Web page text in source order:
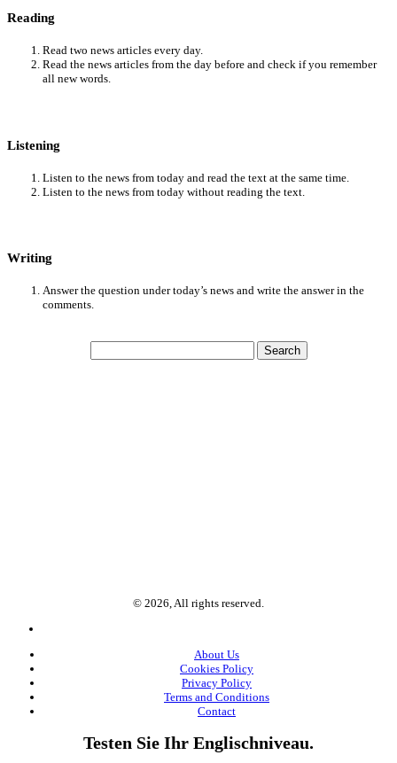
Reading
Read two news articles every day.
Read the news articles from the day before and check if you remember
all new words.
Listening
Listen to the news from today and read the text at the same time.
Listen to the news from today without reading the text.
Writing
Answer the question under today’s news and write the answer in the
comments.
for:
© 2026, All rights reserved.
About Us
Cookies Policy
Privacy Policy
Terms and Conditions
Contact
Testen Sie Ihr Englischniveau.